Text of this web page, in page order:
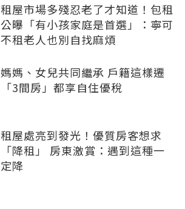
租屋市場多殘忍老了才知道！包租
公曝「有小孩家庭是首選」：寧可
不租老人也別自找麻煩
媽媽、女兒共同繼承 戶籍這樣遷
「3間房」都享自住優稅
租屋處亮到發光！優質房客想求
「降租」 房東激賞：遇到這種一
定降